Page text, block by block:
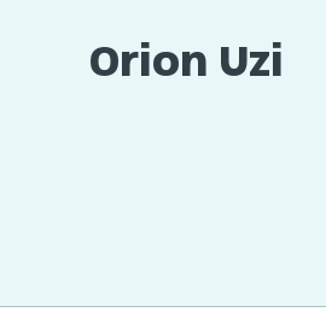
Orion Uzi